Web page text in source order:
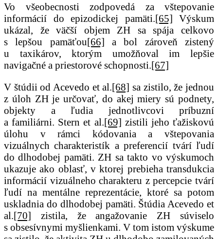
Vo všeobecnosti zodpovedá za vštepovanie
informácií do epizodickej pamäti.[65] Výskum
ukázal, že väčší objem ZH sa spája celkovo
s lepšou pamäťou[66] a bol zároveň zistený
u taxikárov, ktorým umožňoval im lepšie
navigačné a priestorové schopnosti.[67]
V štúdii od Acevedo et al. [68] sa zistilo, že jednou
z úloh ZH je určovať, do akej miery sú podnety,
objekty a ľudia jednotlivcovi príbuzní
a familiárni. Stern et al. [69] zistili jeho ťažiskovú
úlohu v rámci kódovania a vštepovania
vizuálnych charakteristík a preferencií tvárí ľudí
do dlhodobej pamäti. ZH sa takto vo výskumoch
ukazuje ako oblasť, v ktorej prebieha transdukcia
informácií vizuálneho charakteru z percepcie tvárí
ľudí na mentálne reprezentácie, ktoré sa potom
uskladnia do dlhodobej pamäti. Štúdia Acevedo et
al. [70] zistila, že angažovanie ZH súviselo
s obsesívnymi myšlienkami. V tom istom výskume